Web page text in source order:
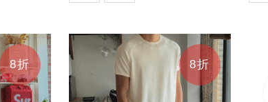
8折 8折